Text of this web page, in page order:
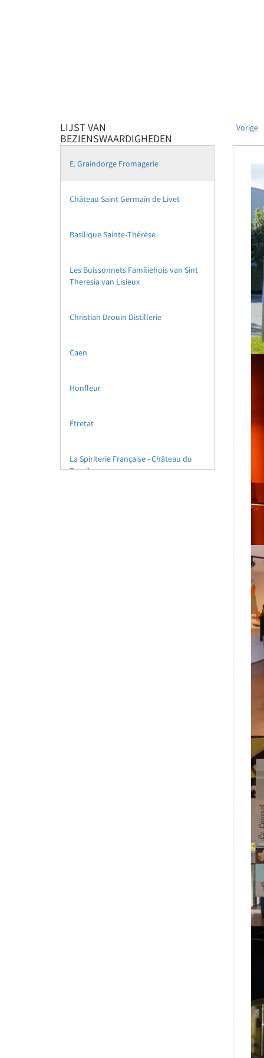
LIJST VAN
BEZIENSWAARDIGHEDEN
E. Graindorge Fromagerie
Château Saint Germain de Livet
Basilique Sainte-Thérèse
Les Buissonnets Familiehuis van Sint
Theresia van Lisieux
Christian Drouin Distillerie
Caen
Honfleur
Étretat
La Spiriterie Française - Château du
Breuil
Vorige